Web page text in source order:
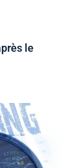
le